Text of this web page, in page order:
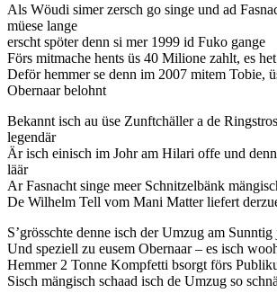
Als Wöudi simer zersch go singe und ad
müese lange
erscht spöter denn si mer 1999 id Fuko gange
Förs mitmache hents üs 40 Milione zahlt, es
Deför hemmer se denn im 2007 mitem Tobie,
Obernaar belohnt
Bekannt isch au üse Zunftchäller a de
legendär
Är isch einisch im Johr am Hilari offe und
läär
Ar Fasnacht singe meer Schnitzelbänk
De Wilhelm Tell vom Mani Matter liefert
S’grösschte denne isch der Umzug am Sunntig
Und speziell zu eusem Obernaar – es isch
Hemmer 2 Tonne Kompfetti bsorgt förs
Sisch mängisch schaad isch de Umzug so